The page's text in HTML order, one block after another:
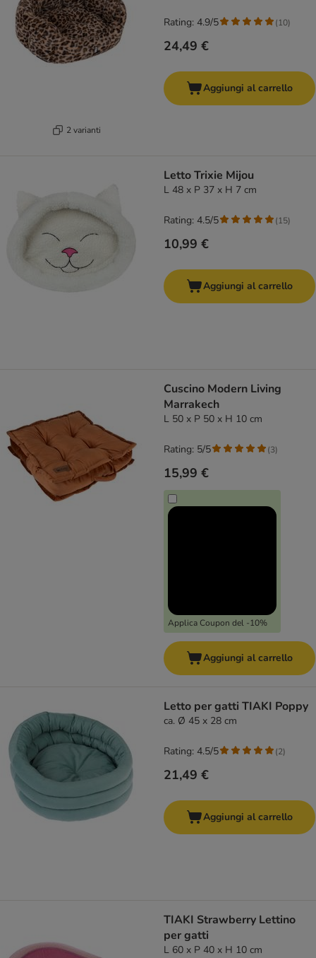
2 varianti
24,49 €
Rating: 4.9/5 (10)
Aggiungi al carrello
Letto Trixie Mijou
L 48 x P 37 x H 7 cm
10,99 €
Rating: 4.5/5 (15)
Aggiungi al carrello
Cuscino Modern Living
Marrakech
L 50 x P 50 x H 10 cm
15,99 €
Applica Coupon del -10%
Rating: 5/5 (3)
Aggiungi al carrello
Letto per gatti TIAKI Poppy
ca. Ø 45 x 28 cm
21,49 €
Rating: 4.5/5 (2)
Aggiungi al carrello
TIAKI Strawberry Lettino
per gatti
L 60 x P 40 x H 10 cm